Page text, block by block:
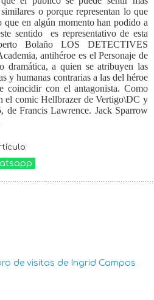
o porque representan lo que
que en algún momento han podido a
sentido es representativo de esta
Bolaño LOS DETECTIVES
antihéroe es el Personaje de
dramática, a quien se atribuyen las
y humanas contrarias a las del héroe
coincidir con el antagonista. Como
el comic Hellbrazer de Vertigo\DC y
de Francis Lawrence. Jack Sparrow
de visitas de Ingrid Campos